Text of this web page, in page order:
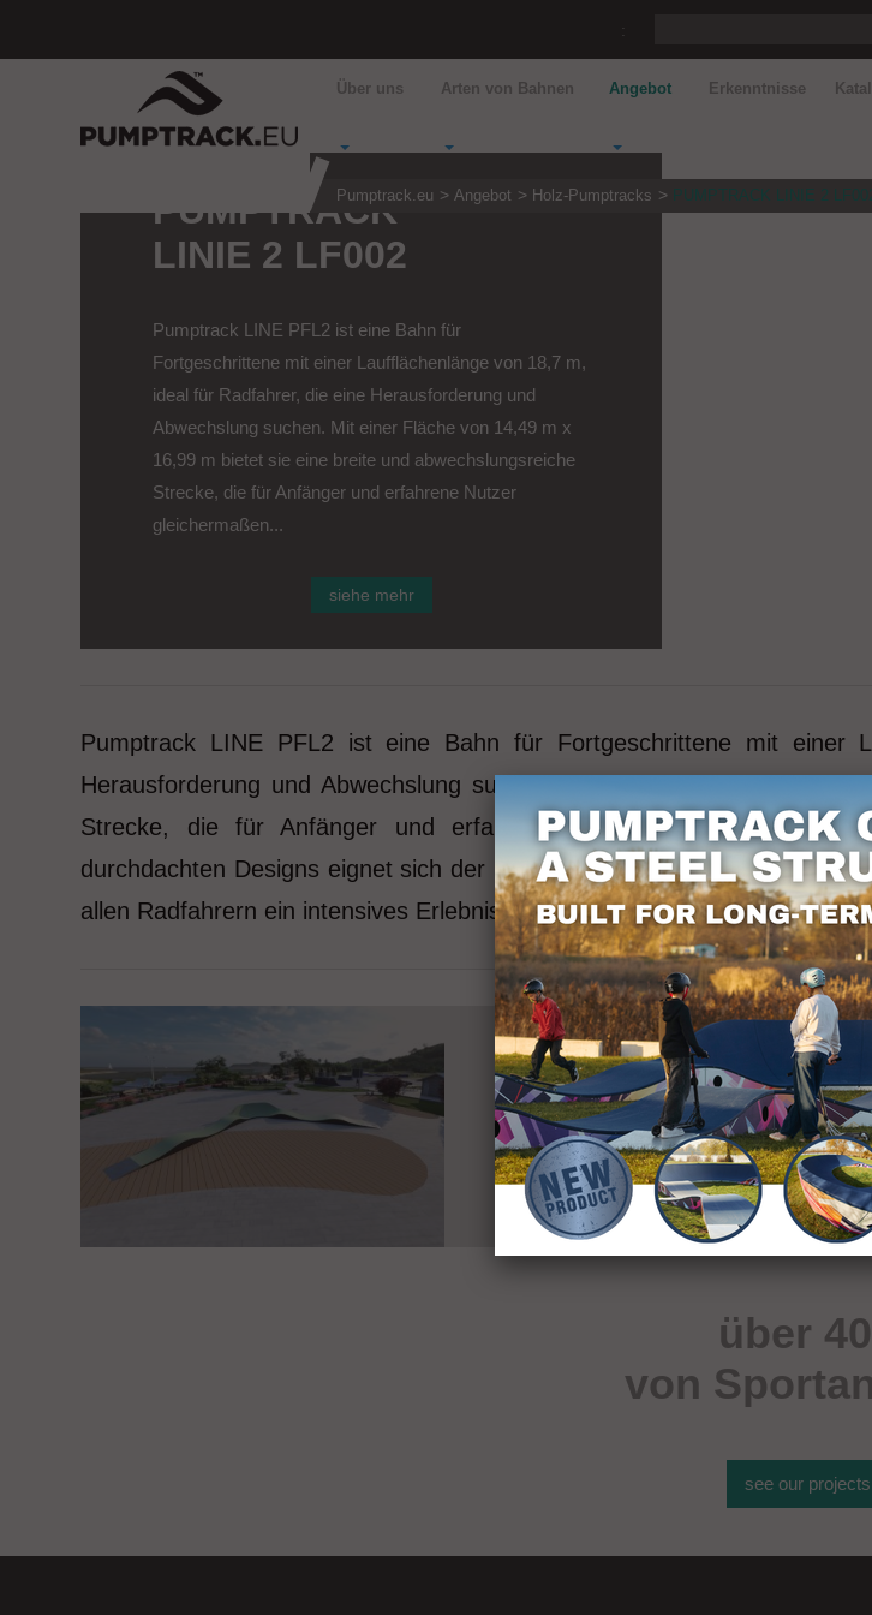
Über uns Arten von Bahnen Angebot Erkenntnisse
Pumptrack.eu Angebot Holz-Pumptracks PUMPTRACK LINIE 2
PUMPTRACK
LINIE 2 LF002
Pumptrack LINE PFL2 ist eine Bahn für
Fortgeschrittene mit einer Laufflächenlänge von 18,7 m,
ideal für Radfahrer, die eine Herausforderung und
Abwechslung suchen. Mit einer Fläche von 14,49 m x
16,99 m bietet sie eine breite und abwechslungsreiche
Strecke, die für Anfänger und erfahrene Nutzer
gleichermaßen...
siehe mehr
Pumptrack LINE PFL2 ist eine Bahn für Fortgeschrittene mit einer
Herausforderung und Abwechslung suchen. Mit einer Fläche von
Strecke, die für Anfänger und erfahrene Nutzer gleichermaßen
durchdachten Designs eignet sich der Pumptrack LINE PFL2 ideal für
allen Radfahrern ein intensives Erlebnis und aktive Erholung.
über
von
see our projects